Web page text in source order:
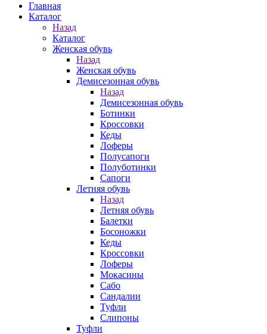
Главная
Каталог
Назад
Каталог
Женская обувь
Назад
Женская обувь
Демисезонная обувь
Назад
Демисезонная обувь
Ботинки
Кроссовки
Кеды
Лоферы
Полусапоги
Полуботинки
Сапоги
Летняя обувь
Назад
Летняя обувь
Балетки
Босоножки
Кеды
Кроссовки
Лоферы
Мокасины
Сабо
Сандалии
Туфли
Слипоны
Туфли